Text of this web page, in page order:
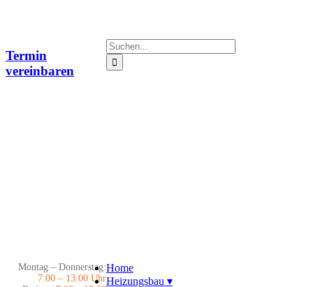
Termin
vereinbaren
Montag – Donnerstag:
7:00 – 13:00 Uhr
Suche
nach:
Home
Heizungsbau ▾